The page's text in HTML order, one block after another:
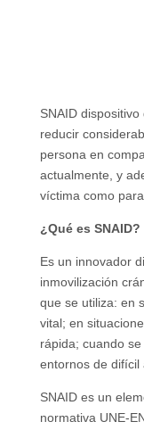
SNAID
reducir
persona en
actualmente, y
víctima como
¿Qué es SNAID?
Es un innovador
inmovilización
que se utiliza: en
vital; en
rápida; cuando
entornos de difícil
SNAID es un
normativa UNE-